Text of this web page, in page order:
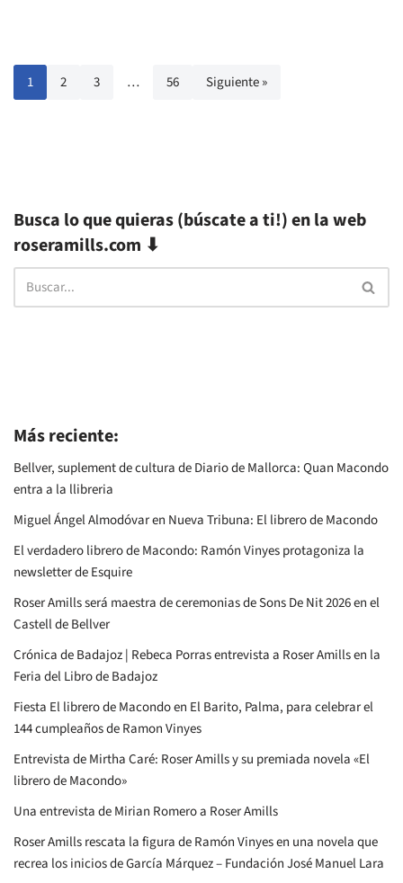
1 2 3 … 56 Siguiente »
Busca lo que quieras (búscate a ti!) en la web
roseramills.com ⬇
Más reciente:
Bellver, suplement de cultura de Diario de Mallorca: Quan Macondo
entra a la llibreria
Miguel Ángel Almodóvar en Nueva Tribuna: El librero de Macondo
El verdadero librero de Macondo: Ramón Vinyes protagoniza la
newsletter de Esquire
Roser Amills será maestra de ceremonias de Sons De Nit 2026 en el
Castell de Bellver
Crónica de Badajoz | Rebeca Porras entrevista a Roser Amills en la
Feria del Libro de Badajoz
Fiesta El librero de Macondo en El Barito, Palma, para celebrar el
144 cumpleaños de Ramon Vinyes
Entrevista de Mirtha Caré: Roser Amills y su premiada novela «El
librero de Macondo»
Una entrevista de Mirian Romero a Roser Amills
Roser Amills rescata la figura de Ramón Vinyes en una novela que
recrea los inicios de García Márquez – Fundación José Manuel Lara